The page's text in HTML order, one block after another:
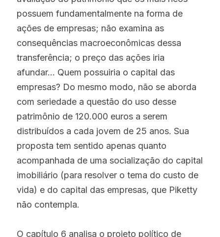
possuem fundamentalmente na forma de
ações de empresas; não examina as
consequências macroeconômicas dessa
transferência; o preço das ações iria
afundar… Quem possuiria o capital das
empresas? Do mesmo modo, não se aborda
com seriedade a questão do uso desse
patrimônio de 120.000 euros a serem
distribuídos a cada jovem de 25 anos. Sua
proposta tem sentido apenas quanto
acompanhada de uma socialização do capital
imobiliário (para resolver o tema do custo de
vida) e do capital das empresas, que Piketty
não contempla.
O capítulo 6 analisa o projeto político de